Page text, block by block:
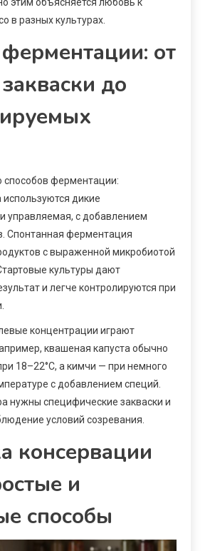
в разных культурах.
от
до
способов ферментации:
используются дикие
управляемая, с добавлением
Спонтанная ферментация
с выраженной микробиотой
культуры дают
и легче контролируются при
концентрации играют
квашеная капуста обычно
18–22°C, а кимчи — при немного
с добавлением специй.
нужны специфические закваски и
условий созревания.
консервации
и
способы